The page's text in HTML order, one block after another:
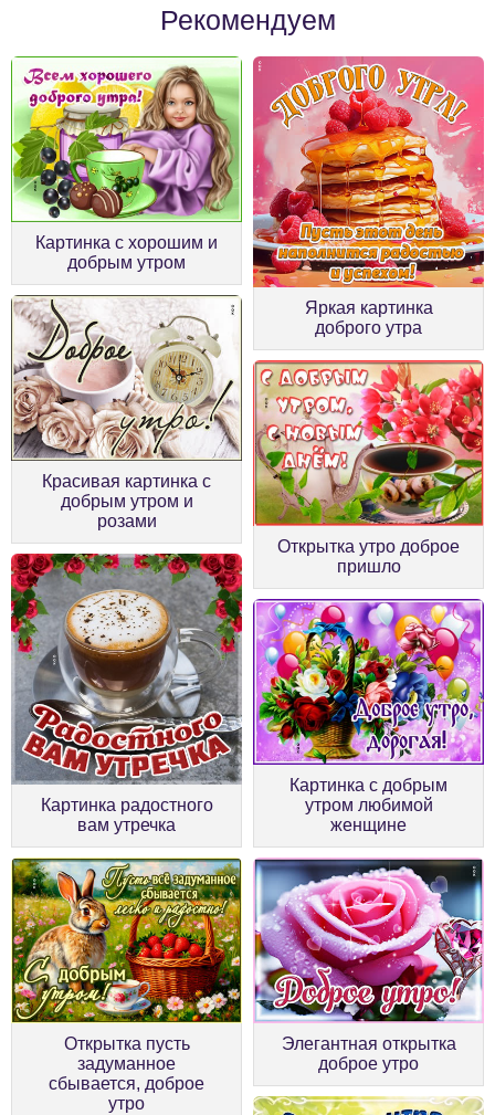
Рекомендуем
Картинка с хорошим и
добрым утром
Яркая картинка
доброго утра
Красивая картинка с
добрым утром и
розами
Открытка утро доброе
пришло
Картинка радостного
вам утречка
Картинка с добрым
утром любимой
женщине
Открытка пусть
задуманное
сбывается, доброе
утро
Элегантная открытка
доброе утро